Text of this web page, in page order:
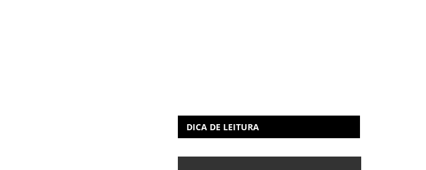
DICA DE LEITURA